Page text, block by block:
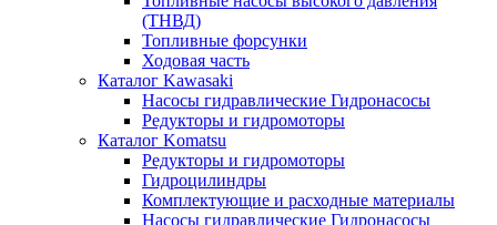
(ТНВД)
Топливные форсунки
Ходовая часть
Каталог Kawasaki
Насосы гидравлические Гидронасосы
Редукторы и гидромоторы
Каталог Komatsu
Редукторы и гидромоторы
Гидроцилиндры
Комплектующие и расходные материалы
Насосы гидравлические Гидронасосы